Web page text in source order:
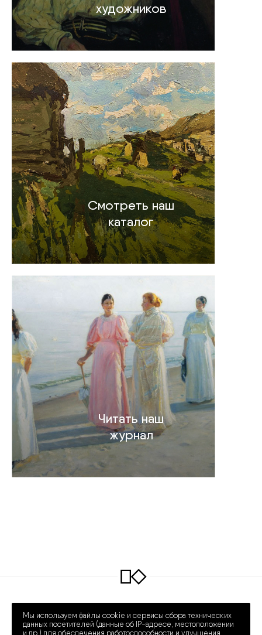
художников
Смотреть наш
каталог
Читать наш
журнал
ПРЕЧИСТЕНКА 30/2
ПН – СБ 12:00 – 20:00
Мы используем файлы cookie и сервисы сбора технических
данных посетителей (данные об IP-адресе, местоположении
и др.) для обеспечения работоспособности и улучшения